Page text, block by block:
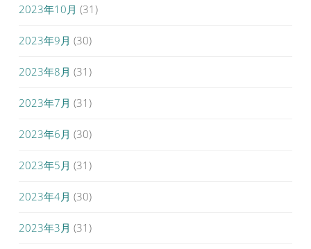
2023年10月 (31)
2023年9月 (30)
2023年8月 (31)
2023年7月 (31)
2023年6月 (30)
2023年5月 (31)
2023年4月 (30)
2023年3月 (31)